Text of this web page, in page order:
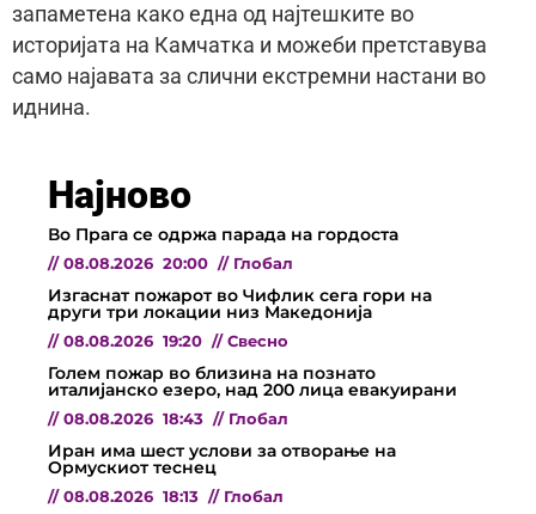
запаметена како една од најтешките во
историјата на Камчатка и можеби претставува
само најавата за слични екстремни настани во
иднина.
Најново
Во Прага се одржа парада на гордоста
// 08.08.2026 20:00 // Глобал
Изгаснат пожарот во Чифлик сега гори на
други три локации низ Македонија
// 08.08.2026 19:20 // Свесно
Голем пожар во близина на познато
италијанско езеро, над 200 лица евакуирани
// 08.08.2026 18:43 // Глобал
Иран има шест услови за отворање на
Ормускиот теснец
// 08.08.2026 18:13 // Глобал